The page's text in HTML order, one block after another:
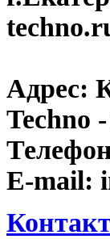
Адрес:
Techno
E-mail: